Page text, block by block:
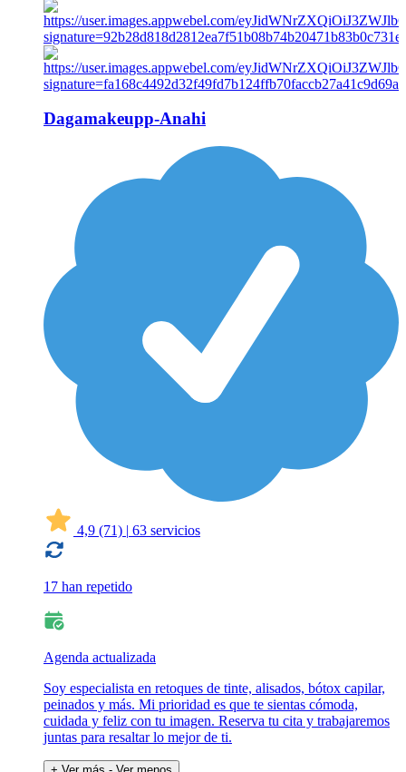
Dagamakeupp-Anahi
4,9 (71) | 63 servicios
17 han repetido
Agenda actualizada
Soy especialista en retoques de tinte, alisados, bótox capilar,
peinados y más. Mi prioridad es que te sientas cómoda,
cuidada y feliz con tu imagen. Reserva tu cita y trabajaremos
juntas para resaltar lo mejor de ti.